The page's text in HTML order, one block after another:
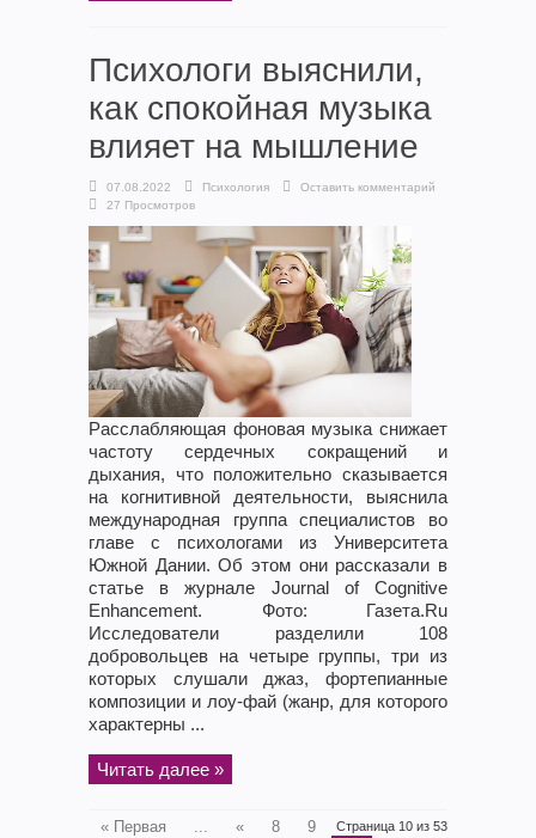
Психологи выяснили,
как спокойная музыка
влияет на мышление
07.08.2022 Психология
Оставить комментарий
27 Просмотров
Расслабляющая фоновая музыка снижает
частоту сердечных сокращений и
дыхания, что положительно сказывается
на когнитивной деятельности, выяснила
международная группа специалистов во
главе с психологами из Университета
Южной Дании. Об этом они рассказали в
статье в журнале Journal of Cognitive
Enhancement. Фото: Газета.Ru
Исследователи разделили 108
добровольцев на четыре группы, три из
которых слушали джаз, фортепианные
композиции и лоу-фай (жанр, для которого
характерны ...
Читать далее »
Страница 10 из 53
« Первая ... « 8
9